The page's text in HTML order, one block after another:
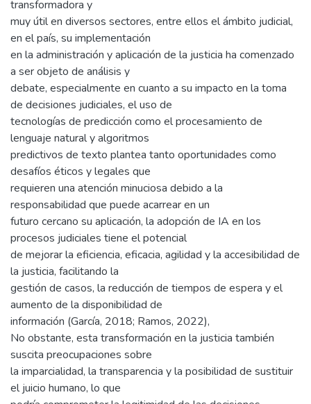
transformadora y
muy útil en diversos sectores, entre ellos el ámbito judicial,
en el país, su implementación
en la administración y aplicación de la justicia ha comenzado
a ser objeto de análisis y
debate, especialmente en cuanto a su impacto en la toma
de decisiones judiciales, el uso de
tecnologías de predicción como el procesamiento de
lenguaje natural y algoritmos
predictivos de texto plantea tanto oportunidades como
desafíos éticos y legales que
requieren una atención minuciosa debido a la
responsabilidad que puede acarrear en un
futuro cercano su aplicación, la adopción de IA en los
procesos judiciales tiene el potencial
de mejorar la eficiencia, eficacia, agilidad y la accesibilidad de
la justicia, facilitando la
gestión de casos, la reducción de tiempos de espera y el
aumento de la disponibilidad de
información (García, 2018; Ramos, 2022),
No obstante, esta transformación en la justicia también
suscita preocupaciones sobre
la imparcialidad, la transparencia y la posibilidad de sustituir
el juicio humano, lo que